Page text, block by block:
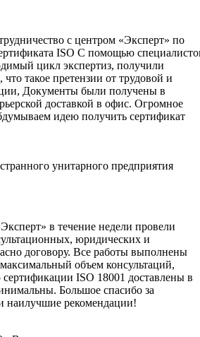
с центром «Эксперт» по
ISO С помощью
цикл экспертиз, получили
такое претензии от трудовой и
Документы были получены в
доставкой в офис. Огромное
идею получить сертификат
унитарного предприятия
в течение недели провели
юридических и
договору. Все работы выполнены
объем консультаций,
ISO 18001 доставлены в
Большое спасибо за
наилучшие рекомендации!